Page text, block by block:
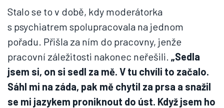
Stalo se to v době, kdy moderátorka
s psychiatrem spolupracovala na jednom
pořadu. Přišla za ním do pracovny, jenže
pracovní záležitosti nakonec neřešili. „Sedla
jsem si, on si sedl za mě. V tu chvíli to začalo.
Sáhl mi na záda, pak mě chytil za prsa a snažil
se mi jazykem proniknout do úst. Když jsem ho